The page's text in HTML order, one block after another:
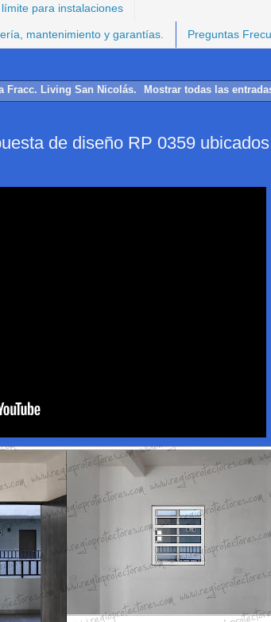
para instalaciones
mantenimiento y garantías. Preguntas
Fracc. Living San Nicolás. Mostrar todas las
de diseño RP 0359